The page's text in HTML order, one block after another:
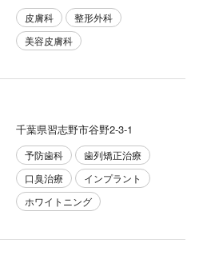
皮膚科
整形外科
美容皮膚科
千葉県習志野市谷野2-3-1
予防歯科
歯列矯正治療
口臭治療
インプラント
ホワイトニング